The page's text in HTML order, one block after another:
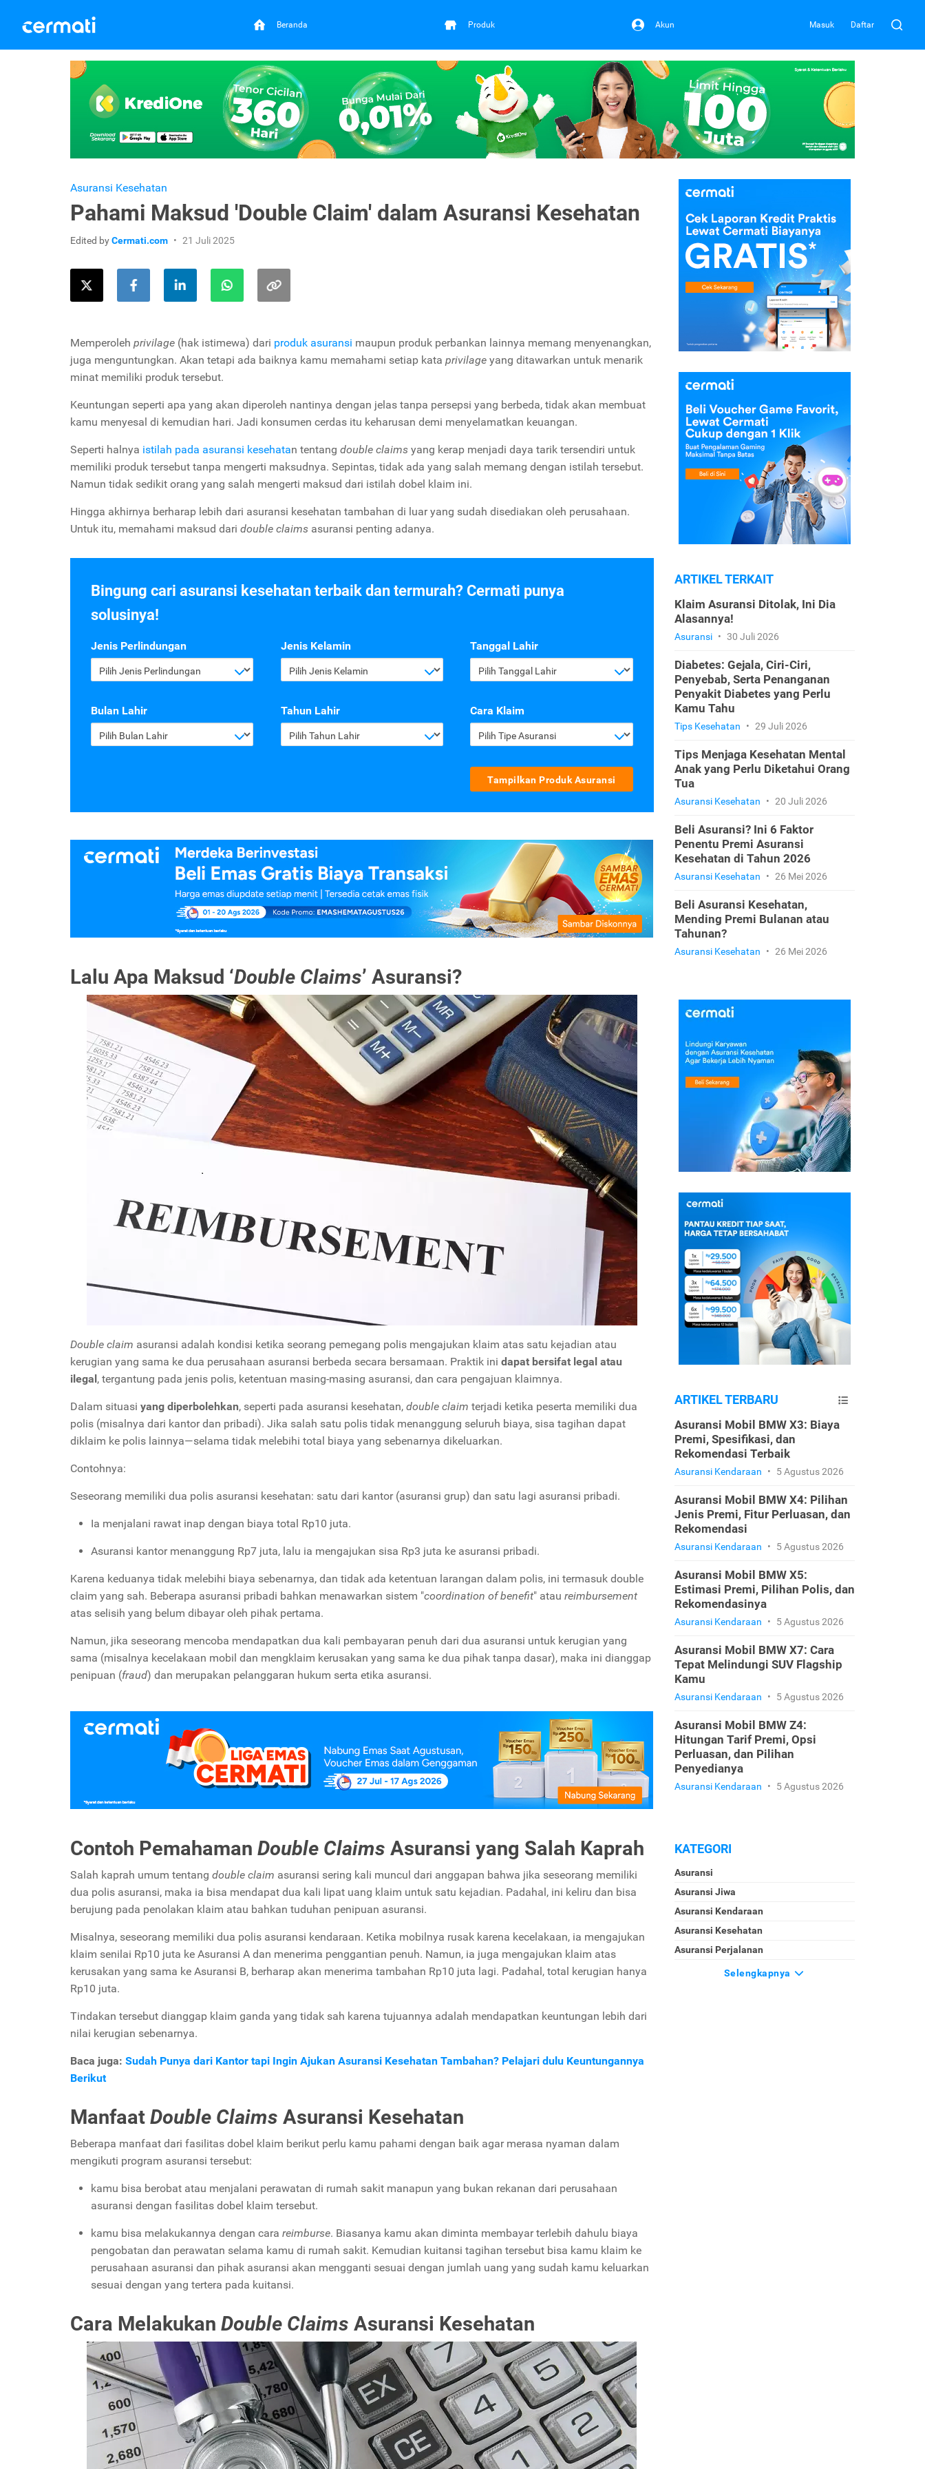
Beranda Produk Akun Masuk Daftar
Asuransi Kesehatan
Pahami Maksud 'Double Claim' dalam Asuransi Kesehatan
Edited byCermati.com 21 Juli 2025
Memperoleh privilage (hak istimewa) dari produk asuransi maupun produk perbankan lainnya memang menyenangkan,
juga menguntungkan. Akan tetapi ada baiknya kamu memahami setiap kata privilage yang ditawarkan untuk menarik
minat memiliki produk tersebut.
Keuntungan seperti apa yang akan diperoleh nantinya dengan jelas tanpa persepsi yang berbeda, tidak akan membuat
kamu menyesal di kemudian hari. Jadi konsumen cerdas itu keharusan demi menyelamatkan keuangan.
Seperti halnya istilah pada asuransi kesehatan tentang double claims yang kerap menjadi daya tarik tersendiri untuk
memiliki produk tersebut tanpa mengerti maksudnya. Sepintas, tidak ada yang salah memang dengan istilah tersebut.
Namun tidak sedikit orang yang salah mengerti maksud dari istilah dobel klaim ini.
Hingga akhirnya berharap lebih dari asuransi kesehatan tambahan di luar yang sudah disediakan oleh perusahaan.
Untuk itu, memahami maksud dari double claims asuransi penting adanya.
Bingung cari asuransi kesehatan terbaik dan termurah? Cermati punya
solusinya!
Jenis Perlindungan
Pilih Jenis Perlindungan
Jenis Kelamin
Pilih Jenis Kelamin
Tanggal Lahir
Pilih Tanggal Lahir
Bulan Lahir
Pilih Bulan Lahir
Tahun Lahir
Pilih Tahun Lahir
Cara Klaim
Pilih Tipe Asuransi
Tampilkan Produk Asuransi
Lalu Apa Maksud ‘Double Claims’ Asuransi?
Double claim asuransi adalah kondisi ketika seorang pemegang polis mengajukan klaim atas satu kejadian atau
kerugian yang sama ke dua perusahaan asuransi berbeda secara bersamaan. Praktik ini dapat bersifat legal atau
ilegal, tergantung pada jenis polis, ketentuan masing-masing asuransi, dan cara pengajuan klaimnya.
Dalam situasi yang diperbolehkan, seperti pada asuransi kesehatan, double claim terjadi ketika peserta memiliki dua
polis (misalnya dari kantor dan pribadi). Jika salah satu polis tidak menanggung seluruh biaya, sisa tagihan dapat
diklaim ke polis lainnya—selama tidak melebihi total biaya yang sebenarnya dikeluarkan.
Contohnya:
Seseorang memiliki dua polis asuransi kesehatan: satu dari kantor (asuransi grup) dan satu lagi asuransi pribadi.
Ia menjalani rawat inap dengan biaya total Rp10 juta.
Asuransi kantor menanggung Rp7 juta, lalu ia mengajukan sisa Rp3 juta ke asuransi pribadi.
Karena keduanya tidak melebihi biaya sebenarnya, dan tidak ada ketentuan larangan dalam polis, ini termasuk double
claim yang sah. Beberapa asuransi pribadi bahkan menawarkan sistem "coordination of benefit" atau reimbursement
atas selisih yang belum dibayar oleh pihak pertama.
Namun, jika seseorang mencoba mendapatkan dua kali pembayaran penuh dari dua asuransi untuk kerugian yang
sama (misalnya kecelakaan mobil dan mengklaim kerusakan yang sama ke dua pihak tanpa dasar), maka ini dianggap
penipuan (fraud) dan merupakan pelanggaran hukum serta etika asuransi.
Contoh Pemahaman Double Claims Asuransi yang Salah Kaprah
Salah kaprah umum tentang double claim asuransi sering kali muncul dari anggapan bahwa jika seseorang memiliki
dua polis asuransi, maka ia bisa mendapat dua kali lipat uang klaim untuk satu kejadian. Padahal, ini keliru dan bisa
berujung pada penolakan klaim atau bahkan tuduhan penipuan asuransi.
Misalnya, seseorang memiliki dua polis asuransi kendaraan. Ketika mobilnya rusak karena kecelakaan, ia mengajukan
klaim senilai Rp10 juta ke Asuransi A dan menerima penggantian penuh. Namun, ia juga mengajukan klaim atas
kerusakan yang sama ke Asuransi B, berharap akan menerima tambahan Rp10 juta lagi. Padahal, total kerugian hanya
Rp10 juta.
Tindakan tersebut dianggap klaim ganda yang tidak sah karena tujuannya adalah mendapatkan keuntungan lebih dari
nilai kerugian sebenarnya.
Baca juga: Sudah Punya dari Kantor tapi Ingin Ajukan Asuransi Kesehatan Tambahan? Pelajari dulu Keuntungannya
Berikut
Manfaat Double Claims Asuransi Kesehatan
Beberapa manfaat dari fasilitas dobel klaim berikut perlu kamu pahami dengan baik agar merasa nyaman dalam
mengikuti program asuransi tersebut:
kamu bisa berobat atau menjalani perawatan di rumah sakit manapun yang bukan rekanan dari perusahaan
asuransi dengan fasilitas dobel klaim tersebut.
kamu bisa melakukannya dengan cara reimburse. Biasanya kamu akan diminta membayar terlebih dahulu biaya
pengobatan dan perawatan selama kamu di rumah sakit. Kemudian kuitansi tagihan tersebut bisa kamu klaim ke
perusahaan asuransi dan pihak asuransi akan mengganti sesuai dengan jumlah uang yang sudah kamu keluarkan
sesuai dengan yang tertera pada kuitansi.
Cara Melakukan Double Claims Asuransi Kesehatan
ARTIKEL TERKAIT
Klaim Asuransi Ditolak, Ini Dia
Alasannya!
Asuransi • 30 Juli 2026
Diabetes: Gejala, Ciri-Ciri,
Penyebab, Serta Penanganan
Penyakit Diabetes yang Perlu
Kamu Tahu
Tips Kesehatan • 29 Juli 2026
Tips Menjaga Kesehatan Mental
Anak yang Perlu Diketahui Orang
Tua
Asuransi Kesehatan • 20 Juli 2026
Beli Asuransi? Ini 6 Faktor
Penentu Premi Asuransi
Kesehatan di Tahun 2026
Asuransi Kesehatan • 26 Mei 2026
Beli Asuransi Kesehatan,
Mending Premi Bulanan atau
Tahunan?
Asuransi Kesehatan • 26 Mei 2026
ARTIKEL TERBARU
Asuransi Mobil BMW X3: Biaya
Premi, Spesifikasi, dan
Rekomendasi Terbaik
Asuransi Kendaraan • 5 Agustus 2026
Asuransi Mobil BMW X4: Pilihan
Jenis Premi, Fitur Perluasan, dan
Rekomendasi
Asuransi Kendaraan • 5 Agustus 2026
Asuransi Mobil BMW X5:
Estimasi Premi, Pilihan Polis, dan
Rekomendasinya
Asuransi Kendaraan • 5 Agustus 2026
Asuransi Mobil BMW X7: Cara
Tepat Melindungi SUV Flagship
Kamu
Asuransi Kendaraan • 5 Agustus 2026
Asuransi Mobil BMW Z4:
Hitungan Tarif Premi, Opsi
Perluasan, dan Pilihan
Penyedianya
Asuransi Kendaraan • 5 Agustus 2026
KATEGORI
Asuransi
Asuransi Jiwa
Asuransi Kendaraan
Asuransi Kesehatan
Asuransi Perjalanan
Selengkapnya